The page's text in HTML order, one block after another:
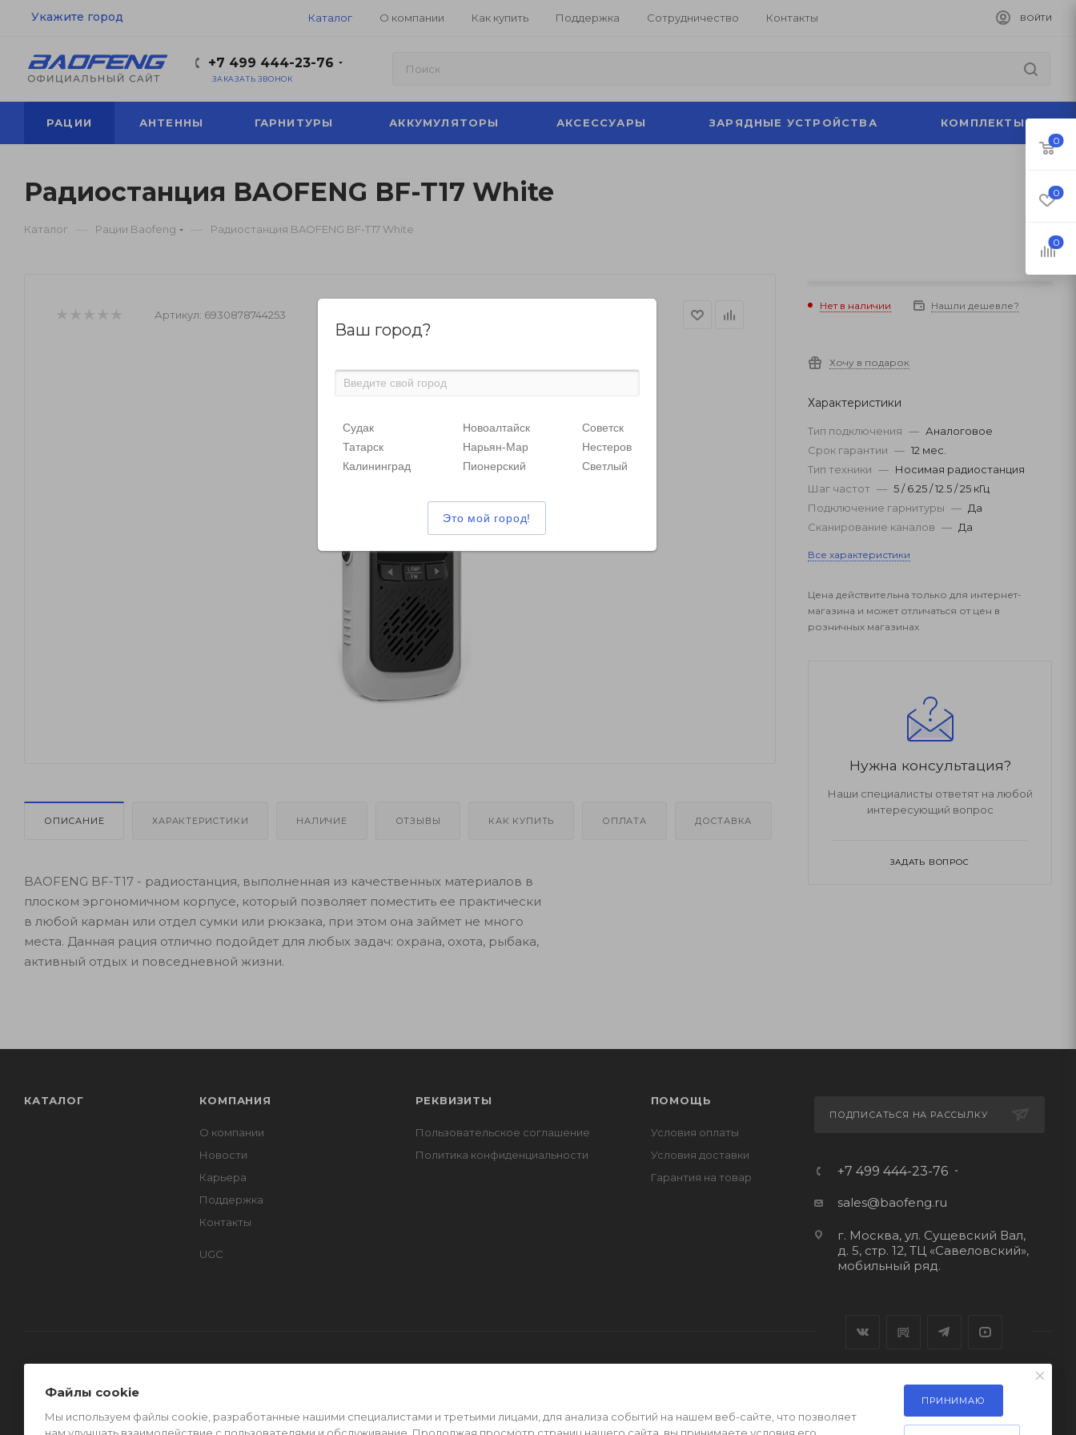
Укажите город
Ваш город?
Судак
Татарск
Калининград
Новоалтайск
Нарьян-Мар
Пионерский
Советск
Нестеров
Светлый
Каталог О компании Как купить Поддержка Сотрудничество Контакты ВОЙТИ
+7 499 444-23-76
ЗАКАЗАТЬ ЗВОНОК
РАЦИИ АНТЕННЫ ГАРНИТУРЫ АККУМУЛЯТОРЫ АКСЕССУАРЫ ЗАРЯДНЫЕ УСТРОЙСТВА КОМПЛЕКТЫ
Радиостанция BAOFENG BF-T17 White
Каталог Рации Baofeng Радиостанция BAOFENG BF-T17 White
Артикул: 6930878744253
ОПИСАНИЕ ХАРАКТЕРИСТИКИ НАЛИЧИЕ ОТЗЫВЫ КАК КУПИТЬ ОПЛАТА ДОСТАВКА
BAOFENG BF-T17 - радиостанция, выполненная из качественных материалов в
плоском эргономичном корпусе, который позволяет поместить ее практически
в любой карман или отдел сумки или рюкзака, при этом она займет не много
места. Данная рация отлично подойдет для любых задач: охрана, охота, рыбака,
активный отдых и повседневной жизни.
Нет в наличии Нашли дешевле?
Хочу в подарок
Характеристики
Тип подключения — Аналоговое
Срок гарантии — 12 мес.
Тип техники — Носимая радиостанция
Шаг частот — 5 / 6.25 / 12.5 / 25 кГц
Подключение гарнитуры — Да
Сканирование каналов — Да
Все характеристики
Цена действительна только для интернет-
магазина и может отличаться от цен в
розничных магазинах
Нужна консультация?
Наши специалисты ответят на любой
интересующий вопрос
ЗАДАТЬ ВОПРОС
КАТАЛОГ КОМПАНИЯ
О компании
Новости
Карьера
Поддержка
Контакты
UGC
РЕКВИЗИТЫ
Пользовательское соглашение
Политика конфиденциальности
ПОМОЩЬ
Условия оплаты
Условия доставки
Гарантия на товар
ПОДПИСАТЬСЯ НА РАССЫЛКУ
+7 499 444-23-76
sales@baofeng.ru
г. Москва, ул. Сущевский Вал,
д. 5, стр. 12, ТЦ «Савеловский»,
мобильный ряд.
0
0
0
Файлы cookie
Мы используем файлы cookie, разработанные нашими специалистами и третьими лицами, для анализа событий на нашем веб-сайте, что позволяет
нам улучшать взаимодействие с пользователями и обслуживание. Продолжая просмотр страниц нашего сайта, вы принимаете условия его
ПРИНИМАЮ